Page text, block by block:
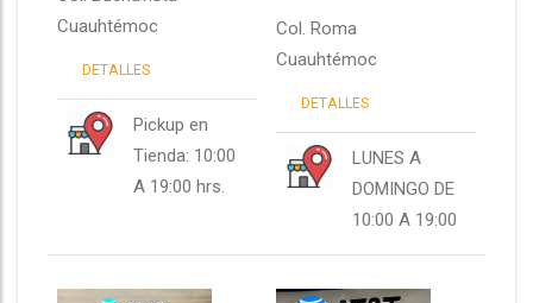
Cuauhtémoc
DETALLES
Pickup en
Tienda: 10:00
A 19:00 hrs.
Col. Roma
Cuauhtémoc
DETALLES
LUNES A
DOMINGO DE
10:00 A 19:00